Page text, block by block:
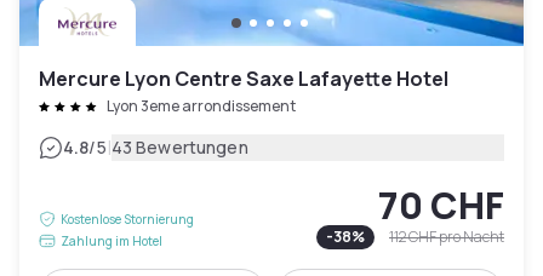
Mercure Lyon Centre Saxe Lafayette Hotel
Lyon 3eme arrondissement
4.8/5|43 Bewertungen
Kostenlose Stornierung
Zahlung im Hotel
70 CHF
-38% 112 CHFpro Nacht